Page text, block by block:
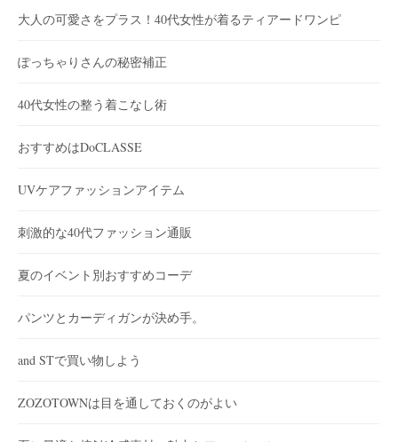
大人の可愛さをプラス！40代女性が着るティアードワンピ
ぽっちゃりさんの秘密補正
40代女性の整う着こなし術
おすすめはDoCLASSE
UVケアファッションアイテム
刺激的な40代ファッション通販
夏のイベント別おすすめコーデ
パンツとカーディガンが決め手。
and STで買い物しよう
ZOZOTOWNは目を通しておくのがよい